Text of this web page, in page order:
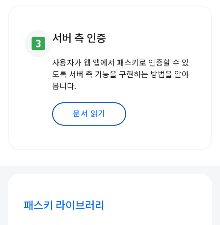
looks_3 서버 측 인증
사용자가 웹 앱에서 패스키로 인증할 수 있
도록 서버 측 기능을 구현하는 방법을 알아
봅니다.
문서 읽기
패스키 라이브러리